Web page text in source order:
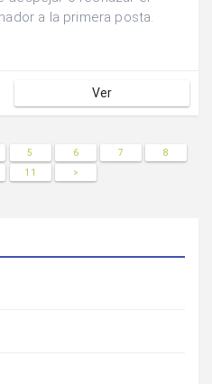
a la primera posta.
Ver
5 6 7
8
11 >